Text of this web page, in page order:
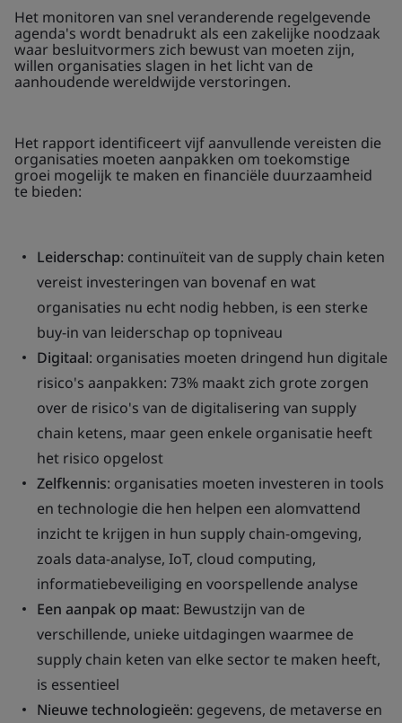
Het monitoren van snel veranderende regelgevende
agenda's wordt benadrukt als een zakelijke noodzaak
waar besluitvormers zich bewust van moeten zijn,
willen organisaties slagen in het licht van de
aanhoudende wereldwijde verstoringen.
Het rapport identificeert vijf aanvullende vereisten die
organisaties moeten aanpakken om toekomstige
groei mogelijk te maken en financiële duurzaamheid
te bieden:
Leiderschap: continuïteit van de supply chain keten
vereist investeringen van bovenaf en wat
organisaties nu echt nodig hebben, is een sterke
buy-in van leiderschap op topniveau
Digitaal: organisaties moeten dringend hun digitale
risico's aanpakken: 73% maakt zich grote zorgen
over de risico's van de digitalisering van supply
chain ketens, maar geen enkele organisatie heeft
het risico opgelost
Zelfkennis: organisaties moeten investeren in tools
en technologie die hen helpen een alomvattend
inzicht te krijgen in hun supply chain-omgeving,
zoals data-analyse, IoT, cloud computing,
informatiebeveiliging en voorspellende analyse
Een aanpak op maat: Bewustzijn van de
verschillende, unieke uitdagingen waarmee de
supply chain keten van elke sector te maken heeft,
is essentieel
Nieuwe technologieën: gegevens, de metaverse en